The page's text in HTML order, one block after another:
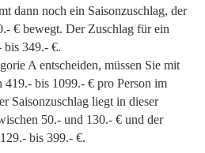
dann noch ein Saisonzuschlag, der
€ bewegt. Der Zuschlag für ein
bis 349.- €.
A entscheiden, müssen Sie mit
419.- bis 1099.- € pro Person im
Saisonzuschlag liegt in dieser
50.- und 130.- € und der
bis 399.- €.